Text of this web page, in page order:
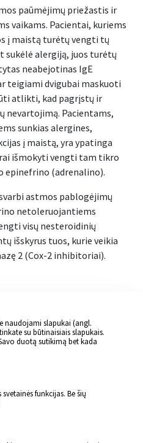
paūmėjimų priežastis ir
vaikams. Pacientai, kuriems
į maistą turėtų vengti tų
sukėlė alergiją, juos turėtų
neabejotinas IgE
teigiami dvigubai maskuoti
atlikti, kad pagrįstų ir
nevartojimą. Pacientams,
sunkias alergines,
į maistą, yra ypatinga
išmokyti vengti tam tikro
(adrenalino).
astmos pablogėjimų
netoleruojantiems
visų nesteroidinių
išskyrus tuos, kurie veikia
2 (Cox-2 inhibitoriai).
naudojami slapukai (angl.
su būtinaisiais slapukais.
duotą sutikimą bet kada
funkcijas. Be šių